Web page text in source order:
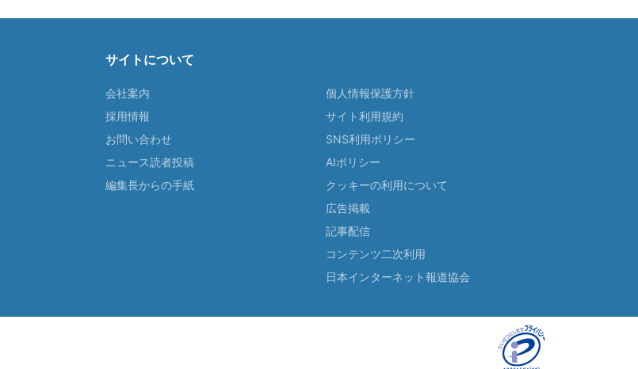
サイトについて
会社案内
採用情報
お問い合わせ
ニュース読者投稿
編集長からの手紙
個人情報保護方針
サイト利用規約
SNS利用ポリシー
AIポリシー
クッキーの利用について
広告掲載
記事配信
コンテンツ二次利用
日本インターネット報道協会